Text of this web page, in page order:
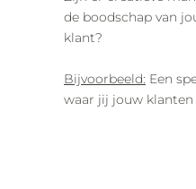
de boodschap van
klant?
Bijvoorbeeld: Een
waar jij jouw klanten